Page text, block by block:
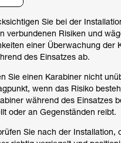
Sie bei der
verbundenen Risiken und
einer Überwachung der
des Einsatzes ab.
Sie einen Karabiner nicht
wenn das Risiko
während des Einsatzes
oder an Gegenständen reibt.
Sie nach der Installation,